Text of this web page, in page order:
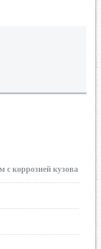
с коррозией кузова